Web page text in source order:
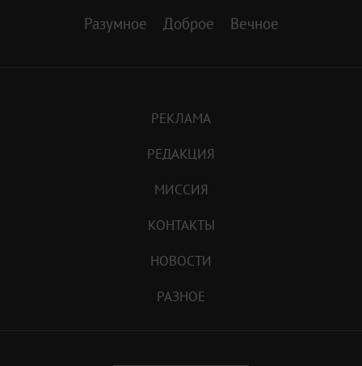
Разумное Доброе Вечное
РЕКЛАМА
РЕДАКЦИЯ
МИССИЯ
КОНТАКТЫ
НОВОСТИ
РАЗНОЕ